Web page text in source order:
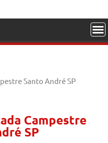
Santo André SP
Campestre
SP